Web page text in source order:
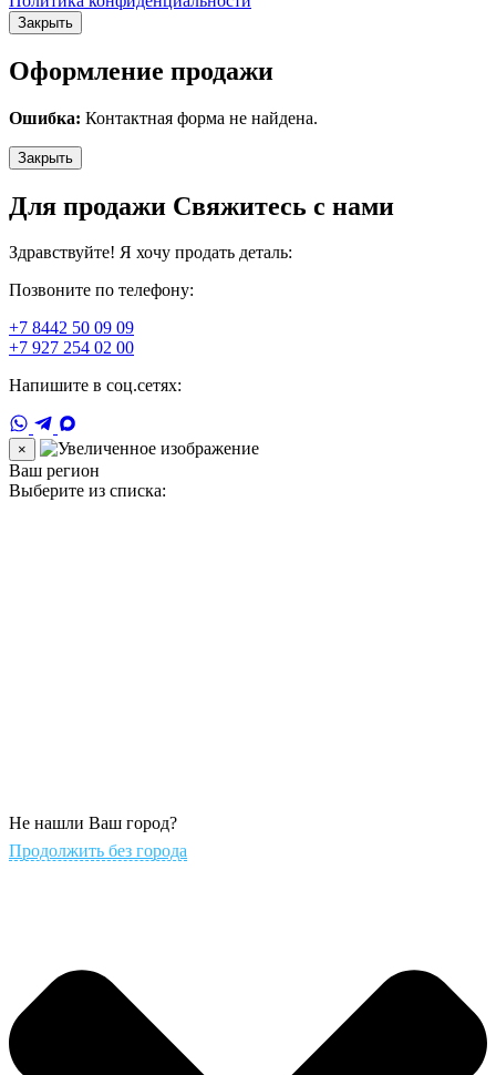
Закрыть
Оформление продажи
Ошибка: Контактная форма не найдена.
Закрыть
Для продажи Свяжитесь с нами
Здравствуйте! Я хочу продать деталь:
Позвоните по телефону:
+7 8442 50 09 09
+7 927 254 02 00
Напишите в соц.сетях:
×
Ваш регион
Выберите из списка:
Не нашли Ваш город?
Продолжить без города